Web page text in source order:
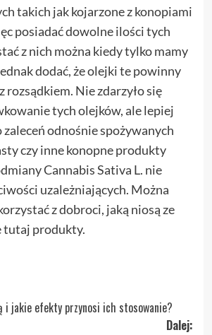
takich jak kojarzone z konopiami
posiadać dowolne ilości tych
z nich można kiedy tylko mamy
dodać, że olejki te powinny
rozsądkiem. Nie zdarzyło się
tych olejków, ale lepiej
zaleceń odnośnie spożywanych
czy inne konopne produkty
Cannabis Sativa L. nie
uzależniających. Można
z dobroci, jaką niosą ze
tutaj produkty.
i jakie efekty przynosi ich stosowanie?
Dalej: